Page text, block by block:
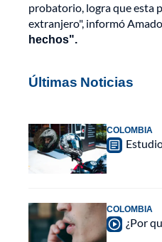
probatorio, logra que esta
extranjero", informó
hechos".
Últimas Noticias
COLOMBIA
COLOMBIA
¿Por